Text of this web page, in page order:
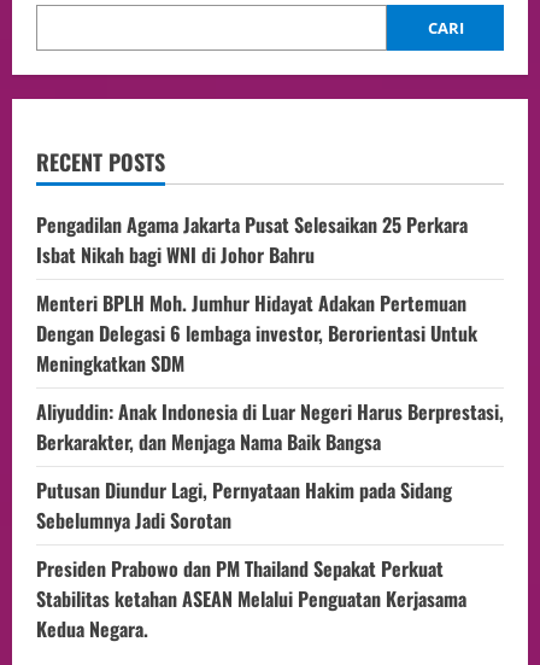
CARI
RECENT POSTS
Pengadilan Agama Jakarta Pusat Selesaikan 25 Perkara
Isbat Nikah bagi WNI di Johor Bahru
Menteri BPLH Moh. Jumhur Hidayat Adakan Pertemuan
Dengan Delegasi 6 lembaga investor, Berorientasi Untuk
Meningkatkan SDM
Aliyuddin: Anak Indonesia di Luar Negeri Harus Berprestasi,
Berkarakter, dan Menjaga Nama Baik Bangsa
Putusan Diundur Lagi, Pernyataan Hakim pada Sidang
Sebelumnya Jadi Sorotan
Presiden Prabowo dan PM Thailand Sepakat Perkuat
Stabilitas ketahan ASEAN Melalui Penguatan Kerjasama
Kedua Negara.